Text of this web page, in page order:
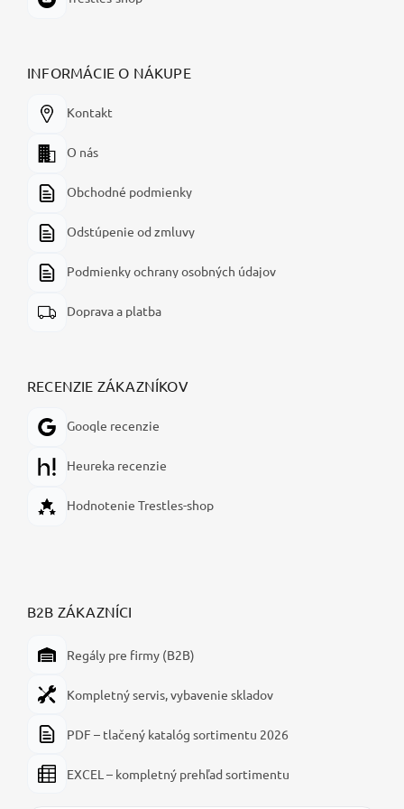
INFORMÁCIE O NÁKUPE
Kontakt
O nás
Obchodné podmienky
Odstúpenie od zmluvy
Podmienky ochrany osobných údajov
Doprava a platba
RECENZIE ZÁKAZNÍKOV
Google recenzie
Heureka recenzie
Hodnotenie Trestles-shop
B2B ZÁKAZNÍCI
Regály pre firmy (B2B)
Kompletný servis, vybavenie skladov
PDF – tlačený katalóg sortimentu 2026
EXCEL – kompletný prehľad sortimentu